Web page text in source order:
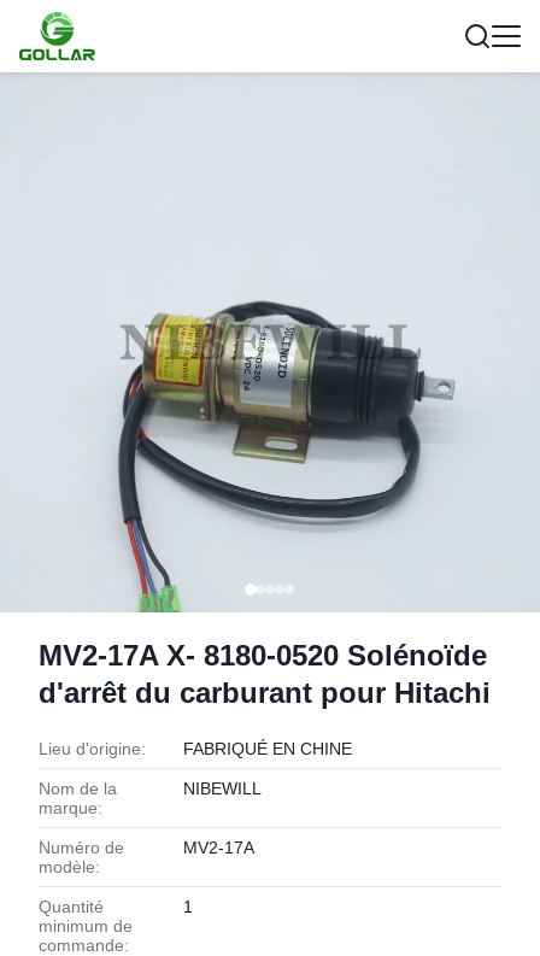
MV2-17A X- 8180-0520 Solénoïde
d'arrêt du carburant pour Hitachi
Lieu d'origine: FABRIQUÉ EN CHINE
Nom de la
marque:
NIBEWILL
Numéro de
modèle:
MV2-17A
Quantité
minimum de
commande:
1